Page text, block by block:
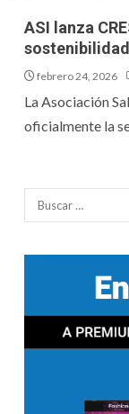
ASI lanza
febrero 24, 2026
La Asociación
oficialmente la